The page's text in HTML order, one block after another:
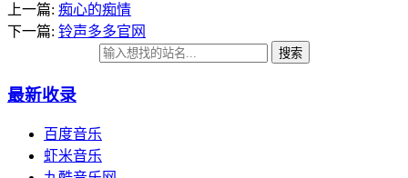
上一篇: 痴心的痴情
下一篇: 铃声多多官网
搜索
最新收录
百度音乐
虾米音乐